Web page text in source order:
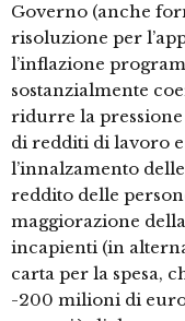
Governo (anche
risoluzione per
l’inflazione
sostanzialmente
ridurre la
di redditi di lavoro
l’innalzamento
reddito delle
maggiorazione
incapienti (in
carta per la spesa,
-200 milioni di